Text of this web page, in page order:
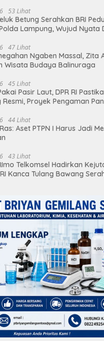
53 Lihat
Betung Serahkan BRI
Lampung, Wujud Nyata
47 Lihat
Ngaben Massal, Zita
Wisata Budaya Balinuraga
45 Lihat
Pasir Laut, DPR RI
Proyek Pengaman
44 Lihat
Aset PTPN I Harus Jadi
43 Lihat
Telkomsel Hadirkan
Kanca Tulang Bawang